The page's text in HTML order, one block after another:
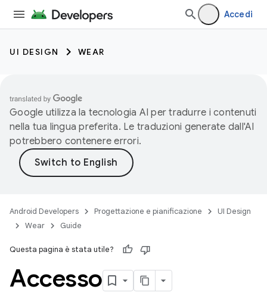
Accedi
UI DESIGN WEAR
Google utilizza la tecnologia AI per tradurre i contenuti
nella tua lingua preferita. Le traduzioni generate dall'AI
potrebbero contenere errori.
Android Developers Progettazione e pianificazione
UI Design
Wear
Guide
Questa pagina è stata utile?
Accesso